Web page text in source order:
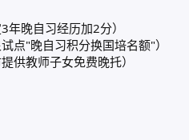
晚自习经历加2分）
点"晚自习积分换国培名额"）
供教师子女免费晚托）